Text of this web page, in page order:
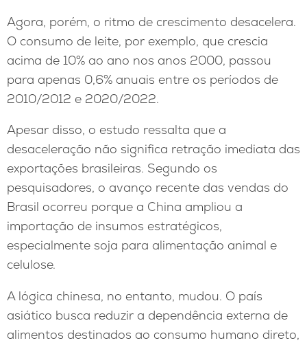
Agora, porém, o ritmo de crescimento desacelera.
O consumo de leite, por exemplo, que crescia
acima de 10% ao ano nos anos 2000, passou
para apenas 0,6% anuais entre os períodos de
2010/2012 e 2020/2022.
Apesar disso, o estudo ressalta que a
desaceleração não significa retração imediata das
exportações brasileiras. Segundo os
pesquisadores, o avanço recente das vendas do
Brasil ocorreu porque a China ampliou a
importação de insumos estratégicos,
especialmente soja para alimentação animal e
celulose.
A lógica chinesa, no entanto, mudou. O país
asiático busca reduzir a dependência externa de
alimentos destinados ao consumo humano direto,